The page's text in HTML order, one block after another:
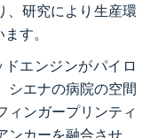
、研究により生産環
す。
エンジンがパイロ
シエナの病院の空間
ィンガープリンティ